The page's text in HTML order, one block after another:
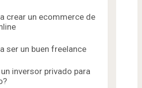
crear un ecommerce de
ser un buen freelance
inversor privado para